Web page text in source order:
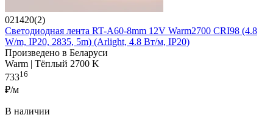
021420(2)
Светодиодная лента RT-A60-8mm 12V Warm2700 CRI98 (4.8
W/m, IP20, 2835, 5m) (Arlight, 4.8 Вт/м, IP20)
Произведено в Беларуси
Warm | Тёплый 2700 K
73316
₽/м
В наличии